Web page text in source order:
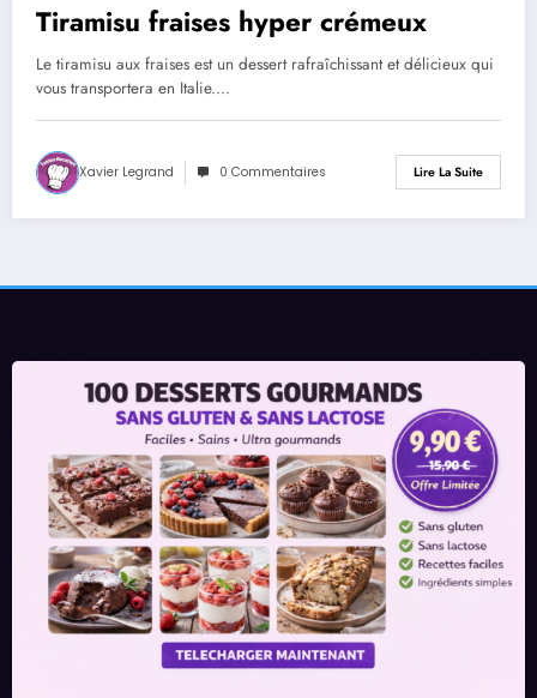
Tiramisu fraises hyper crémeux
Le tiramisu aux fraises est un dessert rafraîchissant et délicieux qui
vous transportera en Italie.…
Xavier Legrand 0 Commentaires Lire La Suite